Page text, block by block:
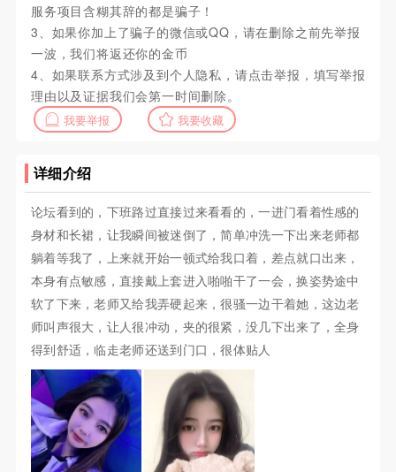
服务项目含糊其辞的都是骗子！
3、如果你加上了骗子的微信或QQ，请在删除之前先举报
一波，我们将返还你的金币
4、如果联系方式涉及到个人隐私，请点击举报，填写举报
理由以及证据我们会第一时间删除。
我要举报 我要收藏
详细介绍
论坛看到的，下班路过直接过来看看的，一进门看着性感的
身材和长裙，让我瞬间被迷倒了，简单冲洗一下出来老师都
躺着等我了，上来就开始一顿式给我口着，差点就口出来，
本身有点敏感，直接戴上套进入啪啪干了一会，换姿势途中
软了下来，老师又给我弄硬起来，很骚一边干着她，这边老
师叫声很大，让人很冲动，夹的很紧，没几下出来了，全身
得到舒适，临走老师还送到门口，很体贴人